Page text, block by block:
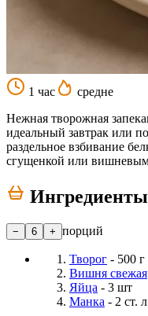
1 час
средне
Нежная творожная
идеальный завтрак или
раздельное взбивание
сгущенкой или
Ингредиенты
− 6 + порций
Творог - 500 г
Вишня свежая
Яйца - 3 шт
Манка - 2 ст. л